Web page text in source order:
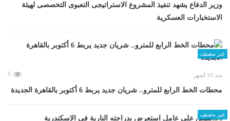
وزير الدفاع يشهد تنفيذ المشروع الاستراتيجى التعبوى التخصصى لهيئة
الاستخبارات العسكرية
غير مصنف
منذ 10 أشهر 0
محطات الخط الرابع للمترو.. شريان جديد يربط 6 أكتوبر بالقاهرة الجديدة
غير مصنف